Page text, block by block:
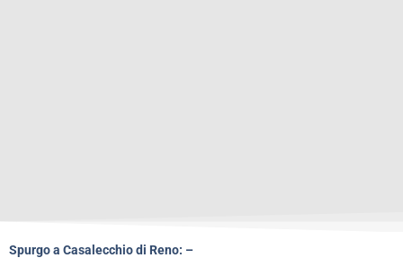
Spurgo a Casalecchio di Reno: –